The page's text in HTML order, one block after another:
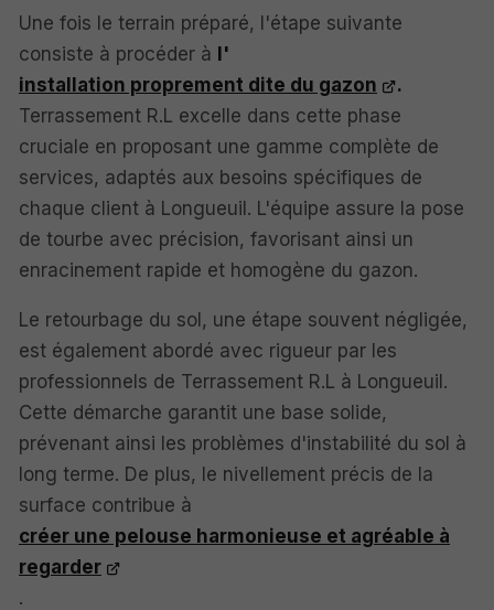
Une fois le terrain préparé, l'étape suivante
consiste à procéder à l'
installation proprement dite du gazon
.
Terrassement R.L excelle dans cette phase
cruciale en proposant une gamme complète de
services, adaptés aux besoins spécifiques de
chaque client à Longueuil. L'équipe assure la pose
de tourbe avec précision, favorisant ainsi un
enracinement rapide et homogène du gazon.
Le retourbage du sol, une étape souvent négligée,
est également abordé avec rigueur par les
professionnels de Terrassement R.L à Longueuil.
Cette démarche garantit une base solide,
prévenant ainsi les problèmes d'instabilité du sol à
long terme. De plus, le nivellement précis de la
surface contribue à
créer une pelouse harmonieuse et agréable à
regarder
.